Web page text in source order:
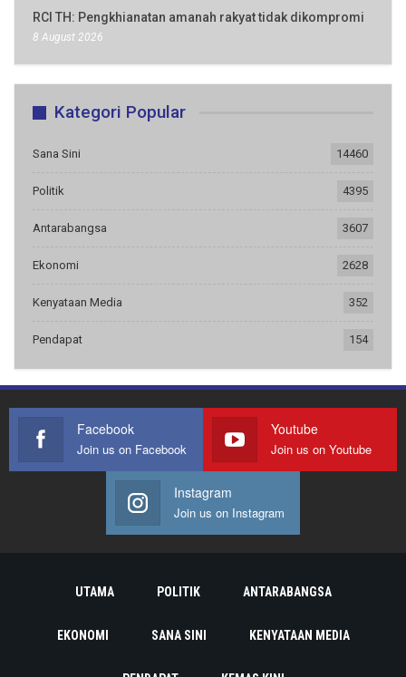
RCI TH: Pengkhianatan amanah rakyat tidak dikompromi
8 August 2026
Kategori Popular
Sana Sini 14460
Politik 4395
Antarabangsa 3607
Ekonomi 2628
Kenyataan Media 352
Pendapat 154
Facebook
Join us on Facebook
Youtube
Join us on Youtube
Instagram
Join us on Instagram
UTAMA POLITIK ANTARABANGSA
EKONOMI SANA SINI KENYATAAN MEDIA